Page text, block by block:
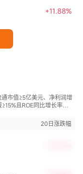
+11.88%
市值≥5亿美元、净利润增
且ROE同比增长率
20日涨跌幅